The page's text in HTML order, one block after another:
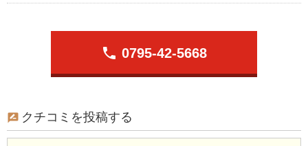
phone 0795-42-5668
クチコミを投稿する